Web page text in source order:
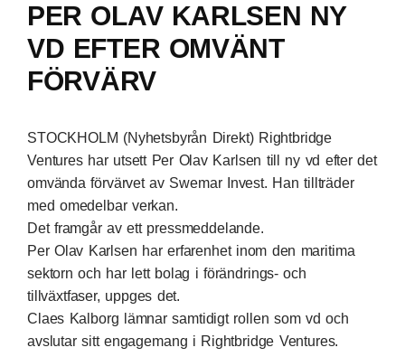
PER OLAV KARLSEN NY
VD EFTER OMVÄNT
FÖRVÄRV
STOCKHOLM (Nyhetsbyrån Direkt) Rightbridge
Ventures har utsett Per Olav Karlsen till ny vd efter det
omvända förvärvet av Swemar Invest. Han tillträder
med omedelbar verkan.
Det framgår av ett pressmeddelande.
Per Olav Karlsen har erfarenhet inom den maritima
sektorn och har lett bolag i förändrings- och
tillväxtfaser, uppges det.
Claes Kalborg lämnar samtidigt rollen som vd och
avslutar sitt engagemang i Rightbridge Ventures.